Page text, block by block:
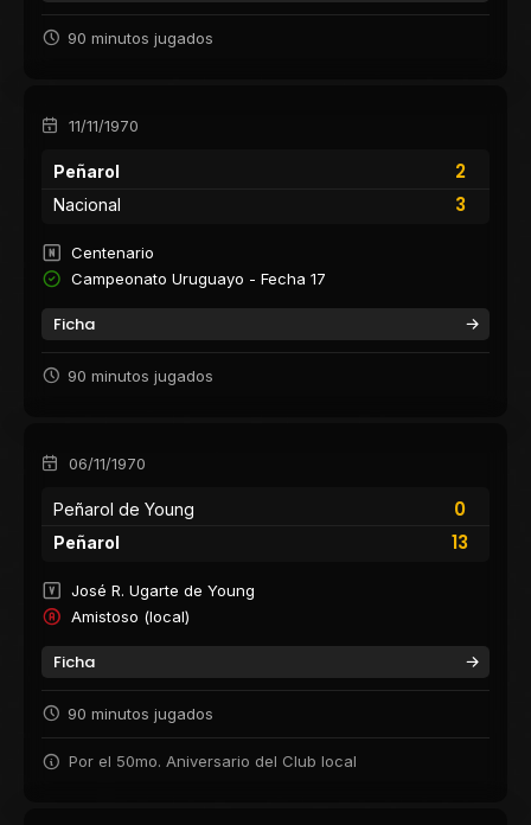
90 minutos jugados
11/11/1970
Peñarol
2
3
Nacional
Centenario
Campeonato Uruguayo - Fecha 17
Ficha
90 minutos jugados
06/11/1970
Peñarol de Young
0
13
Peñarol
José R. Ugarte de Young
Amistoso (local)
Ficha
90 minutos jugados
Por el 50mo. Aniversario del Club local